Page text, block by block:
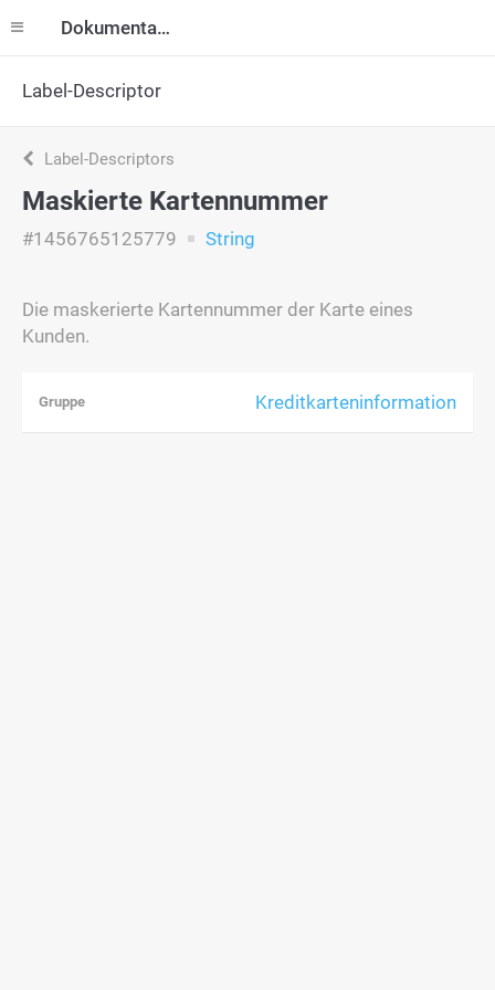
Dokumentation
Label-Descriptor
Label-Descriptors
Maskierte Kartennummer
#1456765125779 String
Die maskerierte Kartennummer der Karte eines
Kunden.
Gruppe Kreditkarteninformation